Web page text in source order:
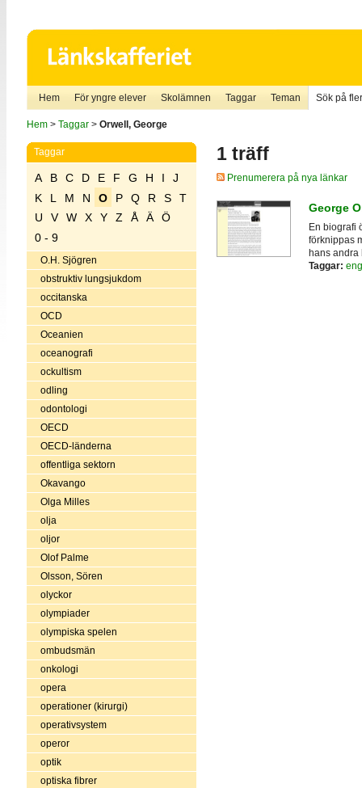
Hem För yngre elever Skolämnen Taggar Teman Sök på
Hem> Taggar> Orwell, George
Taggar
A B C D E F G H I
J
K
L M N O P Q R S
T
U
V W X Y Z Å Ä
Ö
0 - 9
O.H. Sjögren
obstruktiv lungsjukdom
occitanska
OCD
Oceanien
oceanografi
ockultism
odling
odontologi
OECD
OECD-länderna
offentliga sektorn
Okavango
Olga Milles
olja
oljor
Olof Palme
Olsson, Sören
olyckor
olympiader
olympiska spelen
ombudsmän
onkologi
opera
operationer (kirurgi)
operativsystem
operor
optik
optiska fibrer
1 träff
Prenumerera på nya länkar
George
En biografi
förknippas
hans andra
Taggar: